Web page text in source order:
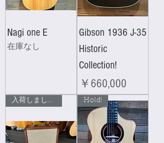
Nagi one E
在庫なし
Gibson 1936 J-35
Historic
Collection!
価格
￥660,000
入荷しました！ Hold!